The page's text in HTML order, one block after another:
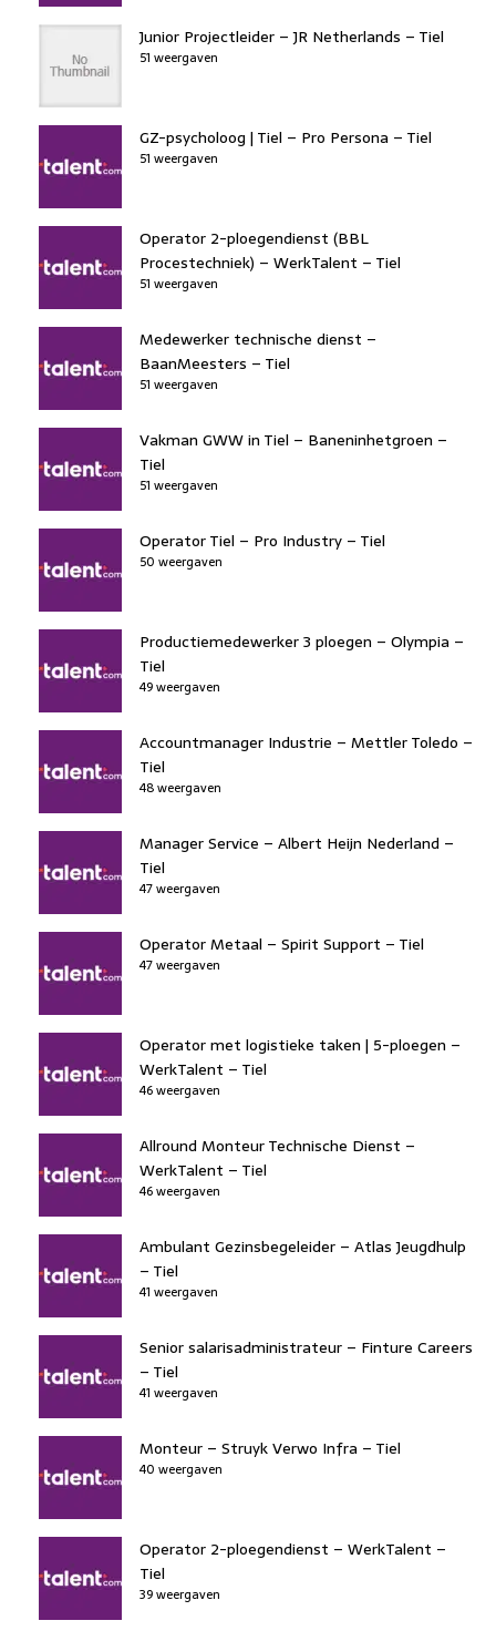
Junior Projectleider – JR Netherlands – Tiel
51 weergaven
GZ-psycholoog | Tiel – Pro Persona – Tiel
51 weergaven
Operator 2-ploegendienst (BBL
Procestechniek) – WerkTalent – Tiel
51 weergaven
Medewerker technische dienst –
BaanMeesters – Tiel
51 weergaven
Vakman GWW in Tiel – Baneninhetgroen –
Tiel
51 weergaven
Operator Tiel – Pro Industry – Tiel
50 weergaven
Productiemedewerker 3 ploegen – Olympia –
Tiel
49 weergaven
Accountmanager Industrie – Mettler Toledo –
Tiel
48 weergaven
Manager Service – Albert Heijn Nederland –
Tiel
47 weergaven
Operator Metaal – Spirit Support – Tiel
47 weergaven
Operator met logistieke taken | 5-ploegen –
WerkTalent – Tiel
46 weergaven
Allround Monteur Technische Dienst –
WerkTalent – Tiel
46 weergaven
Ambulant Gezinsbegeleider – Atlas Jeugdhulp
– Tiel
41 weergaven
Senior salarisadministrateur – Finture Careers
– Tiel
41 weergaven
Monteur – Struyk Verwo Infra – Tiel
40 weergaven
Operator 2-ploegendienst – WerkTalent –
Tiel
39 weergaven